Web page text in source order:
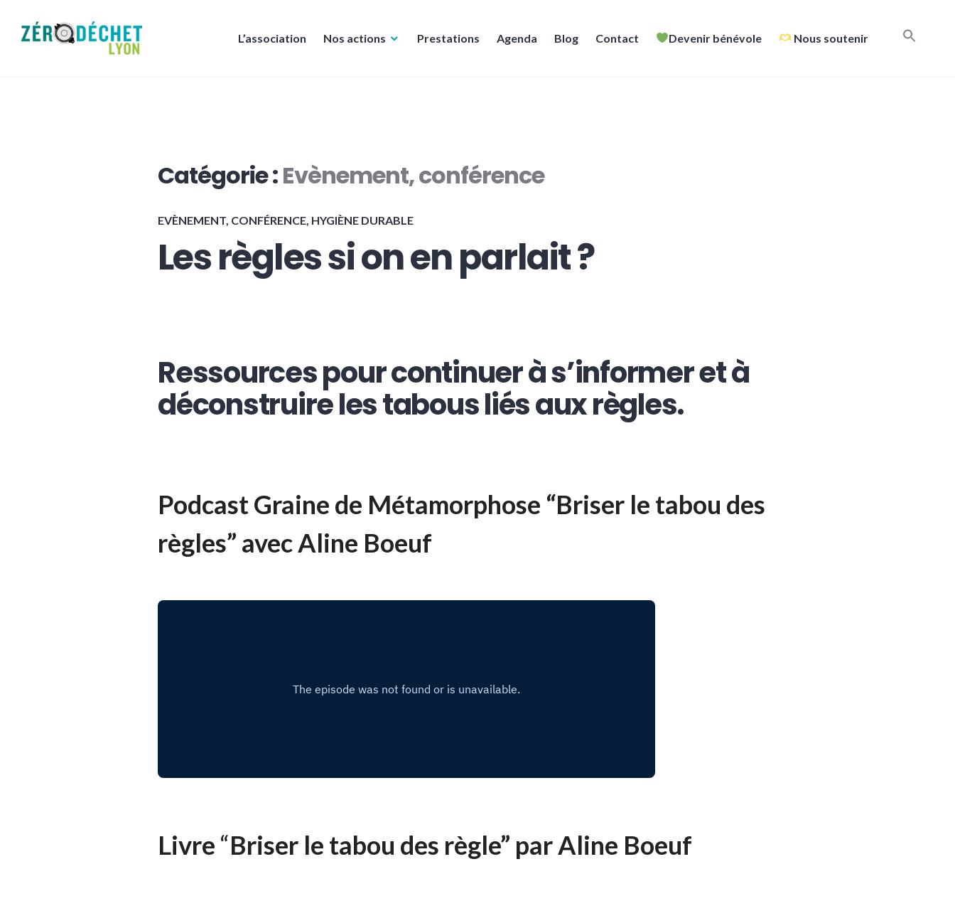
L’association Nos actions Prestations Agenda Blog Contact Devenir bénévole Nous soutenir
Catégorie :Evènement, conférence
EVÈNEMENT, CONFÉRENCE HYGIÈNE DURABLE
Les règles si on en parlait ?
Ressources pour continuer à s’informer et à
déconstruire les tabous liés aux règles.
Podcast Graine de Métamorphose “Briser le tabou des
règles” avec Aline Boeuf
Livre “Briser le tabou des règle” par Aline Boeuf